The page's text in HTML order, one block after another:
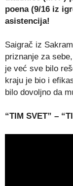
poena (9/16 iz
asistencija!
Saigrač iz
priznanje za
je već sve bilo
kraju je bio i
bilo dovoljno da
“TIM SVET” –